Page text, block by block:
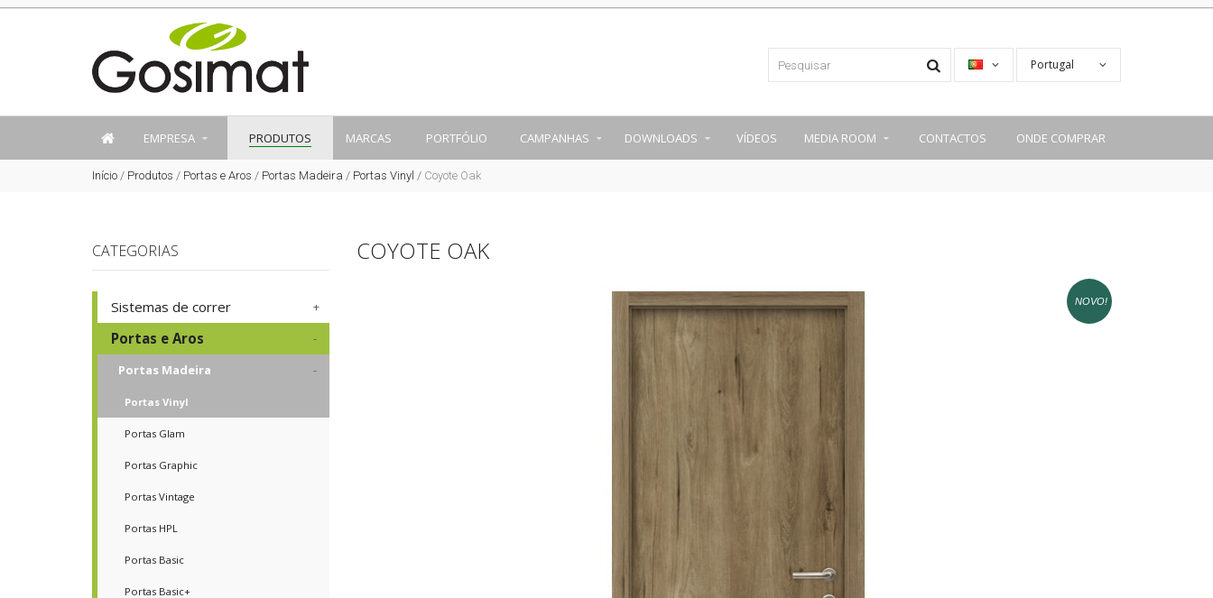
Portugal
EMPRESA PRODUTOS MARCAS PORTFÓLIO CAMPANHAS DOWNLOADS VÍDEOS MEDIA ROOM CONTACTOS ONDE COMPRAR
Início / Produtos / Portas e Aros / Portas Madeira / Portas Vinyl / Coyote Oak
CATEGORIAS
Sistemas de correr
Portas e Aros
Portas Madeira
Portas Vinyl
Portas Glam
Portas Graphic
Portas Vintage
Portas HPL
Portas Basic
Portas Basic+
COYOTE OAK
NOVO!